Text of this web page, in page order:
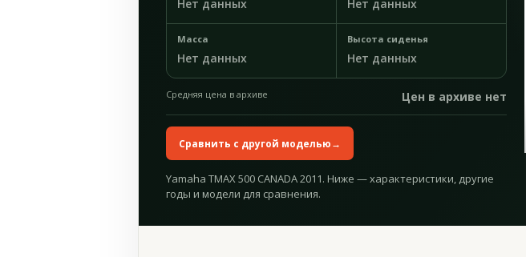
Нет данных Нет данных
Масса
Нет данных
Высота сиденья
Нет данных
Средняя цена в архиве Цен в архиве нет
Сравнить с другой моделью→
Yamaha TMAX 500 CANADA 2011. Ниже — характеристики, другие
годы и модели для сравнения.